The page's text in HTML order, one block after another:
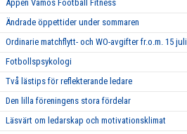
Appen Vamos Football Fitness
Ändrade öppettider under sommaren
Ordinarie matchflytt- och WO-avgifter fr.o.m. 15 juli
Fotbollspsykologi
Två lästips för reflekterande ledare
Den lilla föreningens stora fördelar
Läsvärt om ledarskap och motivationsklimat